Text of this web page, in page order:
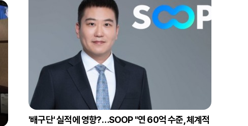
'배구단' 실적에 영향?…SOOP "연 60억 수준, 체계적